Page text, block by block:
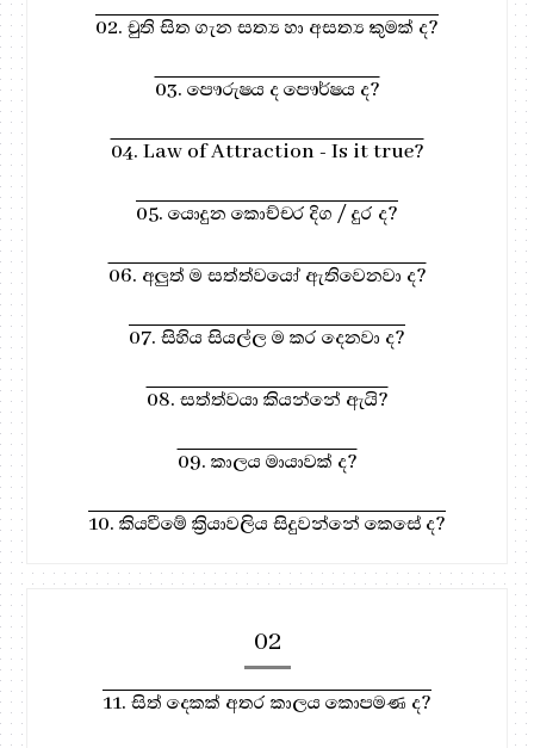
02. චුති සිත ගැන සත්‍ය හා අසත්‍ය කුමක් ද?
03. පෞරුෂය ද පෞර්ෂය ද?
04. Law of Attraction - Is it true?
05. යොදුන කොච්චර දිග / දුර ද?
06. අලුත් ම සත්ත්වයෝ ඇතිවෙනවා ද?
07. සිහිය සියල්ල ම කර දෙනවා ද?
08. සත්ත්වයා කියන්නේ ඇයි?
09. කාලය මායාවක් ද?
10. කියවීමේ ක්‍රියාවලිය සිදුවන්නේ කෙසේ ද?
02
11. සිත් දෙකක් අතර කාලය කොපමණ ද?